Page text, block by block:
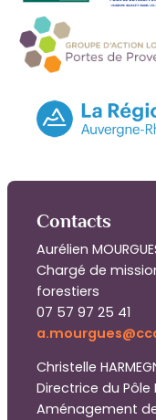
Contacts
Aurélien
Chargé de
forestiers
07 57 97 25 41
Christelle
Directrice du
Aménagement de